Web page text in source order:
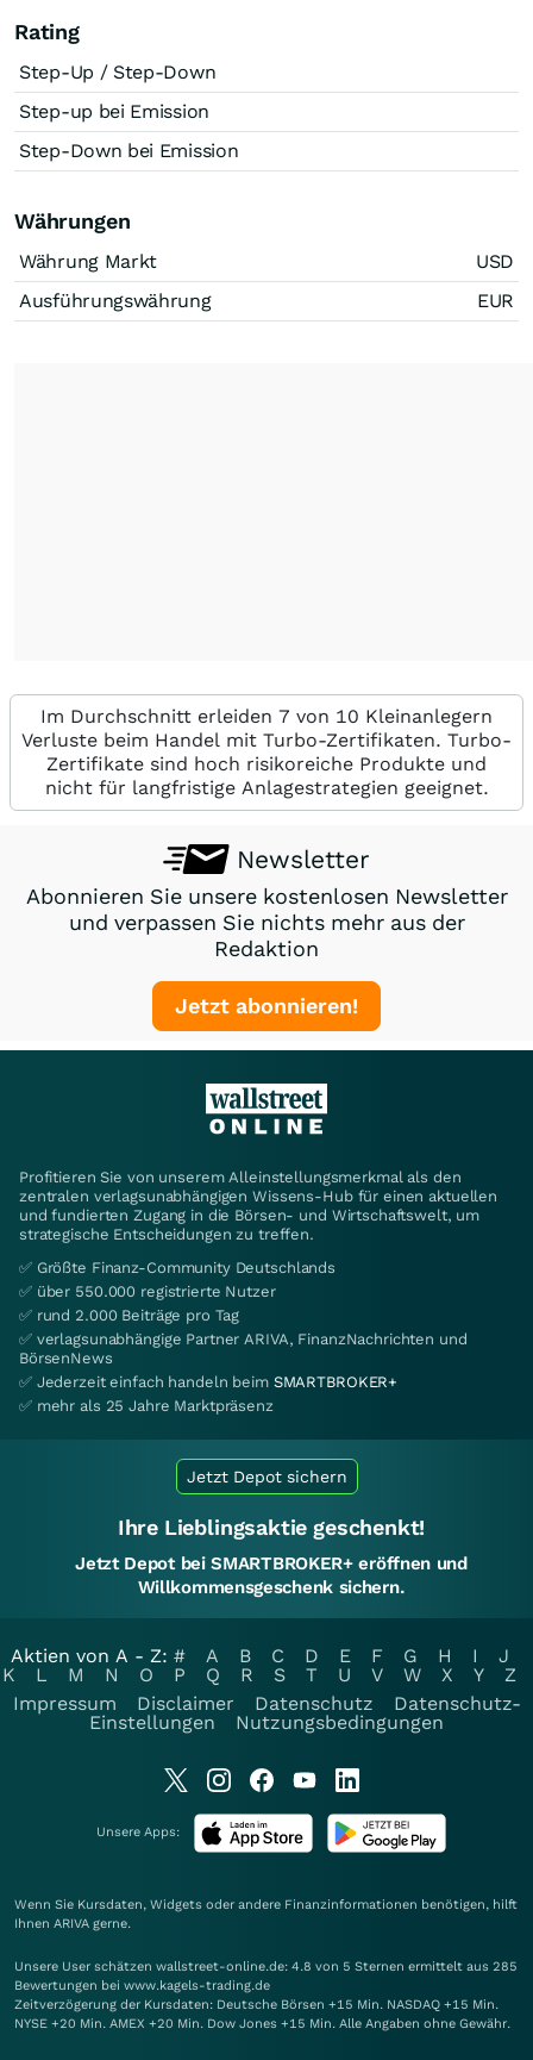
Rating
Step-Up / Step-Down
Step-up bei Emission
Step-Down bei Emission
Währungen
Währung Markt
USD
Ausführungswährung
EUR
Im Durchschnitt erleiden 7 von 10 Kleinanlegern
Verluste beim Handel mit Turbo-Zertifikaten. Turbo-
Zertifikate sind hoch risikoreiche Produkte und
nicht für langfristige Anlagestrategien geeignet.
Newsletter
Abonnieren Sie unsere kostenlosen Newsletter
und verpassen Sie nichts mehr aus der
Redaktion
Jetzt abonnieren!
Profitieren Sie von unserem Alleinstellungsmerkmal als den
zentralen verlagsunabhängigen Wissens-Hub für einen aktuellen
und fundierten Zugang in die Börsen- und Wirtschaftswelt, um
strategische Entscheidungen zu treffen.
✅ Größte Finanz-Community Deutschlands
✅ über 550.000 registrierte Nutzer
✅ rund 2.000 Beiträge pro Tag
✅ verlagsunabhängige Partner ARIVA, FinanzNachrichten und
BörsenNews
✅ Jederzeit einfach handeln beim SMARTBROKER+
✅ mehr als 25 Jahre Marktpräsenz
Jetzt Depot sichern
Ihre Lieblingsaktie geschenkt!
Jetzt Depot bei SMARTBROKER+ eröffnen und
Willkommensgeschenk sichern.
Aktien von A - Z: # A B C D E F G H I
J
K
L M N O P Q R S T U V W X Y
Z
Impressum
Disclaimer Datenschutz
Datenschutz-
Einstellungen
Nutzungsbedingungen
Unsere Apps:
Wenn Sie Kursdaten, Widgets oder andere Finanzinformationen benötigen, hilft
Ihnen ARIVA gerne.
Unsere User schätzen wallstreet-online.de: 4.8 von 5 Sternen ermittelt aus 285
Bewertungen bei www.kagels-trading.de
Zeitverzögerung der Kursdaten: Deutsche Börsen +15 Min. NASDAQ +15 Min.
NYSE +20 Min. AMEX +20 Min. Dow Jones +15 Min. Alle Angaben ohne Gewähr.